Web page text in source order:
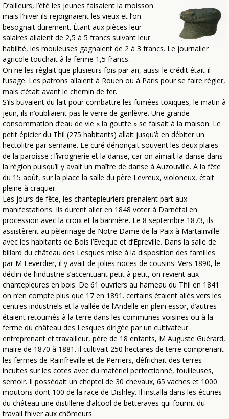
D’ailleurs, l’été les jeunes faisaient la moisson
mais l’hiver ils rejoignaient les vieux et l’on
besognait durement. Étant aux pièces leur
salaires allaient de 2,5 à 5 francs suivant leur
habilité, les mouleuses gagnaient de 2 à 3 francs. Le journalier
agricole touchait à la ferme 1,5 francs.
On ne les réglait que plusieurs fois par an, aussi le crédit était-il
l’usage. Les patrons allaient à Rouen ou à Paris pour se faire régler,
mais c’était avant le chemin de fer.
S’ils buvaient du lait pour combattre les fumées toxiques, le matin à
jeun, ils n’oubliaient pas le verre de genlèvre. Une grande
consommation d’eau de vie « la goutte » se faisait à la maison. Le
petit épicier du Thil (275 habitants) allait jusqu’à en débiter un
hectolitre par semaine. Le curé dénonçait souvent les deux plaies
de la paroisse : l’ivrognerie et la danse, car on aimait la danse dans
la région puisqu’il y avait un maître de danse à Auzouville. A la fête
du 15 août, sur la place la salle du père Levreux, violoneux, était
pleine à craquer.
Les jours de fête, les chantepleuriers prenaient part aux
manifestations. Ils durent aller en 1848 voter à Darnétal en
procession avec la croix et la bannière. Le 8 septembre 1873, ils
assistèrent au pèlerinage de Notre Dame de la Paix à Martainville
avec les habitants de Bois l’Eveque et d’Epreville. Dans la salle de
billard du château des Lesques mise à la disposition des familles
par M Leverdier, il y avait de jolies noces de cousins. Vers 1890, le
déclin de l’industrie s’accentuant petit à petit, on revient aux
chantepleures en bois. De 61 ouvriers au hameau du Thil en 1841
on n’en compte plus que 17 en 1891. certains étaient allés vers les
centres industriels et la vallée de l’Andelle en plein essor, d’autres
étaient retournés à la terre dans les communes voisines ou à la
ferme du château des Lesques dirigée par un cultivateur
entreprenant et travailleur, père de 18 enfants, M Auguste Guérard,
maire de 1870 à 1881. il cultivait 250 hectares de terre comprenant
les fermes de Rainfreville et de Perriers, défrichait des terres
incultes sur les cotes avec du matériel perfectionné, fouilleuses,
semoir. Il possédait un cheptel de 30 chevaux, 65 vaches et 1000
moutons dont 100 de la race de Dishley. Il installa dans les écuries
du château une distillerie d’alcool de betteraves qui fournit du
travail l’hiver aux chômeurs.